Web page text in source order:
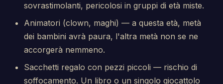
sovrastimolanti, pericolosi in gruppi di età miste.
Animatori (clown, maghi) — a questa età, metà
dei bambini avrà paura, l'altra metà non se ne
accorgerà nemmeno.
Sacchetti regalo con pezzi piccoli — rischio di
soffocamento. Un libro o un singolo giocattolo